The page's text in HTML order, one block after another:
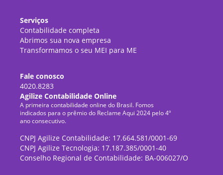
Serviços
Contabilidade completa
Abrimos sua nova empresa
Transformamos o seu MEI para ME
Fale conosco
4020.8283
Agilize Contabilidade Online
A primeira contabilidade online do Brasil. Fomos
indicados para o prêmio do Reclame Aqui 2024 pelo 4º
ano consecutivo.
CNPJ Agilize Contabilidade: 17.664.581/0001-69
CNPJ Agilize Tecnologia: 17.187.385/0001-40
Conselho Regional de Contabilidade: BA-006027/O